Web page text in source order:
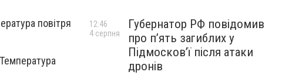
повітря
Губернатор РФ повідомив
про п’ять загиблих у
Підмосков’ї після атаки
дронів
12:46
4 серпня